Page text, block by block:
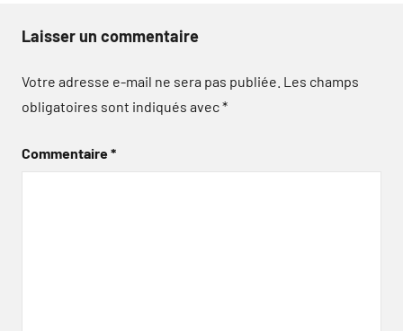
Laisser un commentaire
Votre adresse e-mail ne sera pas publiée. Les champs
obligatoires sont indiqués avec*
Commentaire*